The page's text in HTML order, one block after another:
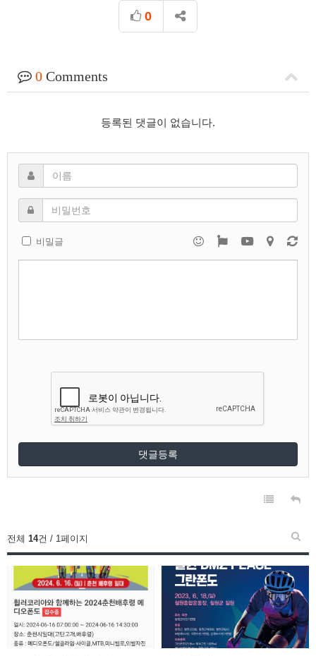
0
0 Comments
등록된 댓글이 없습니다.
비밀글
댓글등록
전체 14건 / 1페이지